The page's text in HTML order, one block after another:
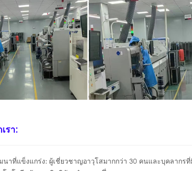
รา:
นาที่แข็งแกร่ง: ผู้เชี่ยวชาญอาวุโสมากกว่า 30 คนและบุคลาก